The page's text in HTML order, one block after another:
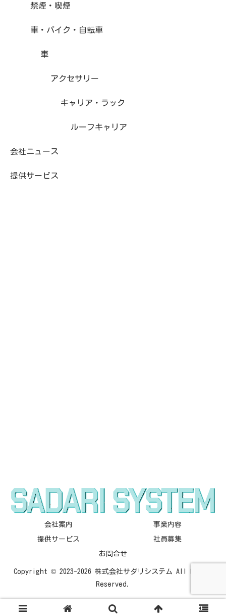
禁煙・喫煙
車・バイク・自転車
車
アクセサリー
キャリア・ラック
ルーフキャリア
会社ニュース
提供サービス
会社案内 事業内容
提供サービス 社員募集
お問合せ
Copyright © 2023-2026 株式会社サダリシステム All Rights
Reserved.